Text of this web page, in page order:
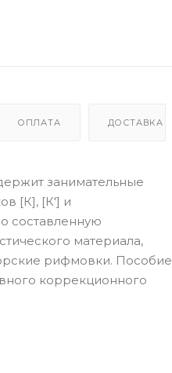
ОПЛАТА ДОСТАВКА
занимательные
[К], [К'] и
составленную
материала,
рифмовки. Пособие
коррекционного